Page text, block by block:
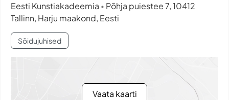
Eesti Kunstiakadeemia • Põhja puiestee 7, 10412
Tallinn, Harju maakond, Eesti
Sõidujuhised
Vaata kaarti